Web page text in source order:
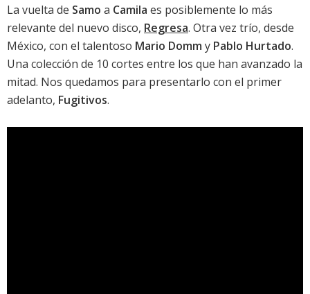
La vuelta de Samo a Camila es posiblemente lo más
relevante del nuevo disco, Regresa. Otra vez trío, desde
México, con el talentoso Mario Domm y Pablo Hurtado.
Una colección de 10 cortes entre los que han avanzado la
mitad. Nos quedamos para presentarlo con el primer
adelanto, Fugitivos.